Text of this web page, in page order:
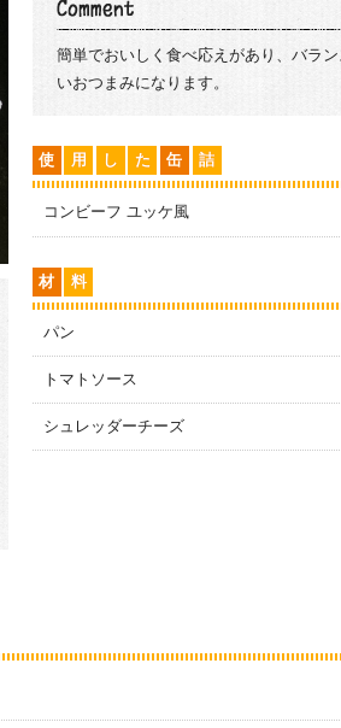
簡単でおいしく食べ応えがあり、バラン
いおつまみになります。
使 用 し た 缶 詰
コンビーフ ユッケ風
材 料
パン
トマトソース
シュレッダーチーズ